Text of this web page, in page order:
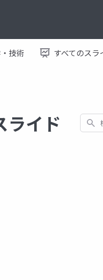
技術 すべてのスラ
ライド 検索